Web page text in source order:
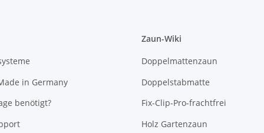
in Germany
benötigt?
Zaun-Wiki
Doppelmattenzaun
Doppelstabmatte
Fix-Clip-Pro-frachtfrei
Holz Gartenzaun